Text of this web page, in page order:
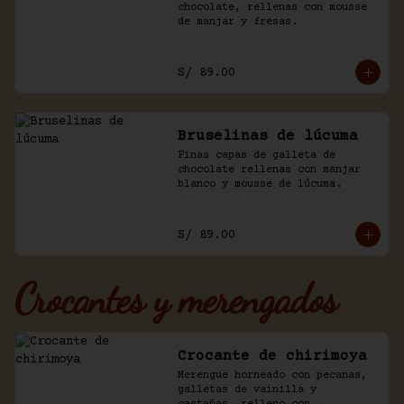
chocolate, rellenas con mousse
de manjar y fresas.
S/ 89.00
Bruselinas de lúcuma
Finas capas de galleta de
chocolate rellenas con manjar
blanco y mousse de lúcuma.
S/ 89.00
Crocantes y merengados
Crocante de chirimoya
Merengue horneado con pecanas,
galletas de vainilla y